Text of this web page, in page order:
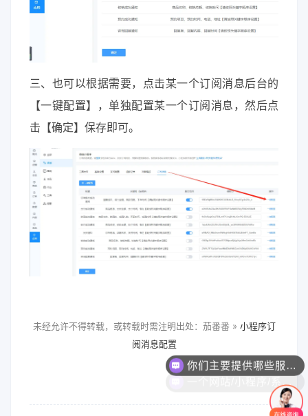
三、也可以根据需要，点击某一个订阅消息后台的
【一键配置】，单独配置某一个订阅消息，然后点
击【确定】保存即可。
未经允许不得转载，或转载时需注明出处：茄番番 » 小程序订
阅消息配置
一个网站/小程序/系统的价格是怎么计算的？